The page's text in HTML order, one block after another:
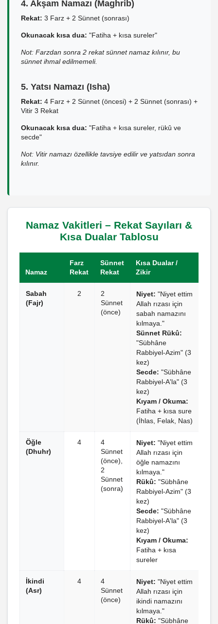
4. Akşam Namazı (Maghrib)
Rekat: 3 Farz + 2 Sünnet (sonrası)
Okunacak kısa dua: "Fatiha + kısa sureler"
Not: Farzdan sonra 2 rekat sünnet namaz kılınır, bu
sünnet ihmal edilmemeli.
5. Yatsı Namazı (Isha)
Rekat: 4 Farz + 2 Sünnet (öncesi) + 2 Sünnet (sonrası) +
Vitir 3 Rekat
Okunacak kısa dua: "Fatiha + kısa sureler, rükû ve
secde"
Not: Vitir namazı özellikle tavsiye edilir ve yatsıdan sonra
kılınır.
Namaz Vakitleri – Rekat Sayıları &
Kısa Dualar Tablosu
Namaz
Farz
Rekat
Sünnet
Rekat
Kısa Dualar /
Zikir
Sabah
(Fajr)
2
2
Sünnet
(önce)
Niyet: "Niyet ettim
Allah rızası için
sabah namazını
kılmaya."
Sünnet Rükû:
"Sübhâne
Rabbiyel-Azim" (3
kez)
Secde: "Sübhâne
Rabbiyel-A'la" (3
kez)
Kıyam / Okuma:
Fatiha + kısa sure
(İhlas, Felak, Nas)
Öğle
(Dhuhr)
4
4
Sünnet
(önce),
2
Sünnet
(sonra)
Niyet: "Niyet ettim
Allah rızası için
öğle namazını
kılmaya."
Rükû: "Sübhâne
Rabbiyel-Azim" (3
kez)
Secde: "Sübhâne
Rabbiyel-A'la" (3
kez)
Kıyam / Okuma:
Fatiha + kısa
sureler
İkindi
(Asr)
4
4
Sünnet
(önce)
Niyet: "Niyet ettim
Allah rızası için
ikindi namazını
kılmaya."
Rükû: "Sübhâne